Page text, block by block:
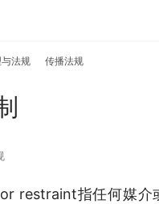
法规 传播法规
restraint指任何媒介